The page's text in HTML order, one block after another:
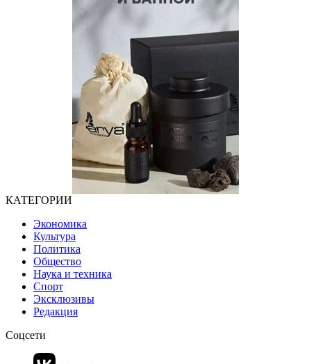
КАТЕГОРИИ
Экономика
Культура
Политика
Общество
Наука и техника
Спорт
Эксклюзивы
Редакция
Соцсети